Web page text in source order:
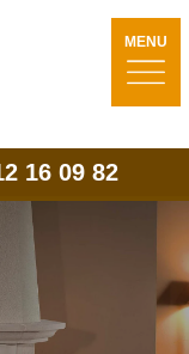
MENU
16 09 82